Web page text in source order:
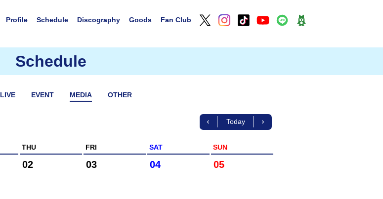
Profile Schedule Discography Goods Fan Club
Schedule
LIVE EVENT MEDIA OTHER
Today
THU FRI SAT SUN
02 03 04 05